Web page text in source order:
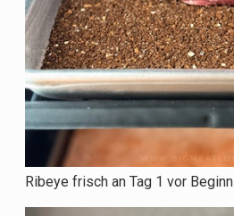
Ribeye frisch an Tag 1 vor Beginn